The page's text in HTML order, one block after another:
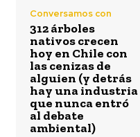
Conversamos con
312 árboles
nativos crecen
hoy en Chile con
las cenizas de
alguien (y detrás
hay una industria
que nunca entró
al debate
ambiental)